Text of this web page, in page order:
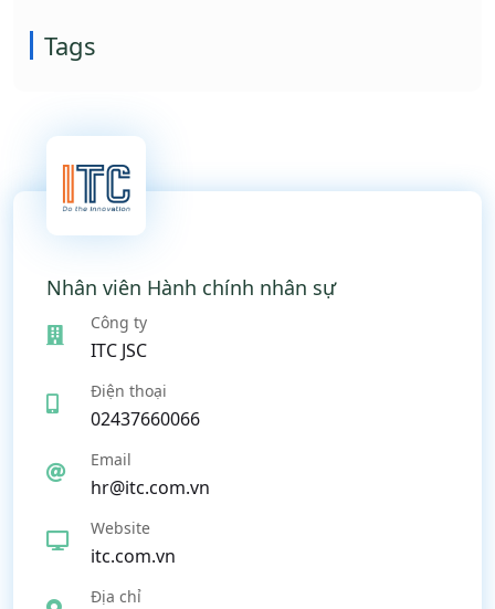
Tags
Nhân viên Hành chính nhân sự
Công ty
ITC JSC
Điện thoại
02437660066
Email
hr@itc.com.vn
Website
itc.com.vn
Địa chỉ